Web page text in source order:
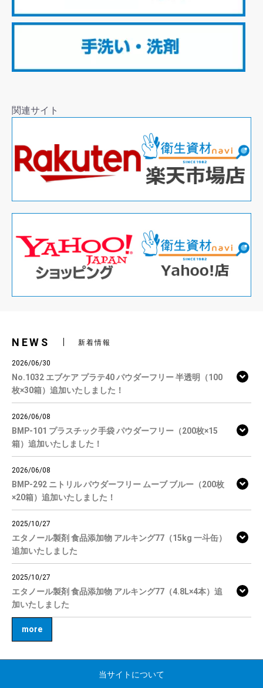
関連サイト
NEWS 新着情報
2026/06/30
No.1032 エブケア プラテ40 パウダーフリー 半透明（100
枚×30箱）追加いたしました！
2026/06/08
BMP-101 プラスチック手袋 パウダーフリー（200枚×15
箱）追加いたしました！
2026/06/08
BMP-292 ニトリル パウダーフリー ムーブ ブルー（200枚
×20箱）追加いたしました！
2025/10/27
エタノール製剤 食品添加物 アルキング77（15kg 一斗缶）
追加いたしました
2025/10/27
エタノール製剤 食品添加物 アルキング77（4.8L×4本）追
加いたしました
more
当サイトについて